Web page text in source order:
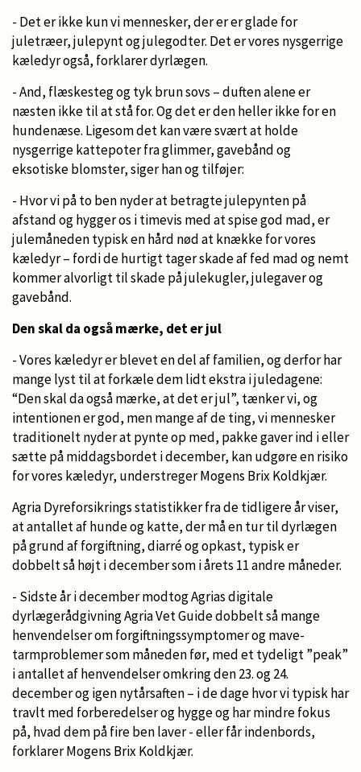
- Det er ikke kun vi mennesker, der er er glade for
juletræer, julepynt og julegodter. Det er vores nysgerrige
kæledyr også, forklarer dyrlægen.
- And, flæskesteg og tyk brun sovs – duften alene er
næsten ikke til at stå for. Og det er den heller ikke for en
hundenæse. Ligesom det kan være svært at holde
nysgerrige kattepoter fra glimmer, gavebånd og
eksotiske blomster, siger han og tilføjer:
- Hvor vi på to ben nyder at betragte julepynten på
afstand og hygger os i timevis med at spise god mad, er
julemåneden typisk en hård nød at knække for vores
kæledyr – fordi de hurtigt tager skade af fed mad og nemt
kommer alvorligt til skade på julekugler, julegaver og
gavebånd.
Den skal da også mærke, det er jul
- Vores kæledyr er blevet en del af familien, og derfor har
mange lyst til at forkæle dem lidt ekstra i juledagene:
“Den skal da også mærke, at det er jul”, tænker vi, og
intentionen er god, men mange af de ting, vi mennesker
traditionelt nyder at pynte op med, pakke gaver ind i eller
sætte på middagsbordet i december, kan udgøre en risiko
for vores kæledyr, understreger Mogens Brix Koldkjær.
Agria Dyreforsikrings statistikker fra de tidligere år viser,
at antallet af hunde og katte, der må en tur til dyrlægen
på grund af forgiftning, diarré og opkast, typisk er
dobbelt så højt i december som i årets 11 andre måneder.
- Sidste år i december modtog Agrias digitale
dyrlægerådgivning Agria Vet Guide dobbelt så mange
henvendelser om forgiftningssymptomer og mave-
tarmproblemer som måneden før, med et tydeligt ”peak”
i antallet af henvendelser omkring den 23. og 24.
december og igen nytårsaften – i de dage hvor vi typisk har
travlt med forberedelser og hygge og har mindre fokus
på, hvad dem på fire ben laver - eller får indenbords,
forklarer Mogens Brix Koldkjær.